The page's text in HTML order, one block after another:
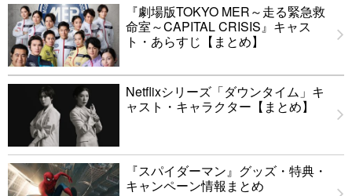
『劇場版TOKYO MER～走る緊急救
命室～CAPITAL CRISIS』キャス
ト・あらすじ【まとめ】
Netflixシリーズ「ダウンタイム」キ
ャスト・キャラクター【まとめ】
『スパイダーマン』グッズ・特典・
キャンペーン情報まとめ